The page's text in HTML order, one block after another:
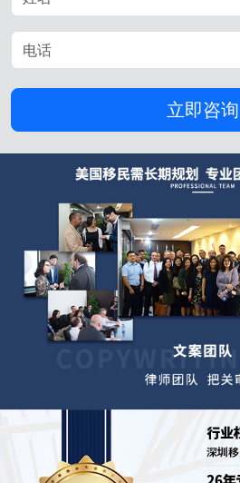
立即咨询